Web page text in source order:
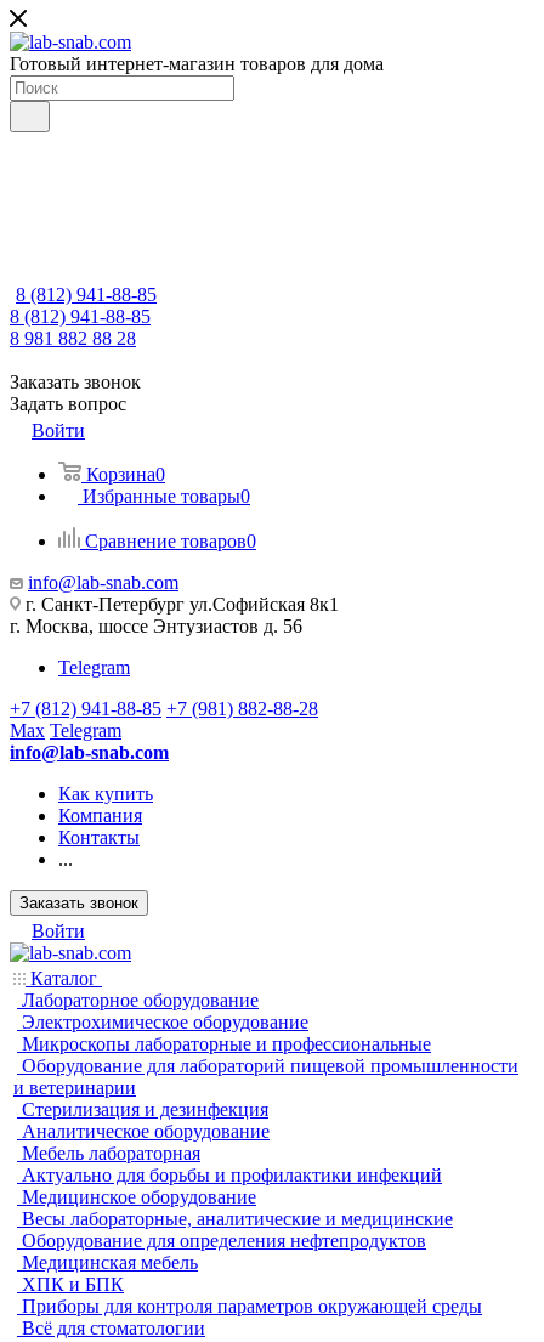
Готовый интернет-магазин товаров для дома
8 (812) 941-88-85
8 (812) 941-88-85
8 981 882 88 28
Заказать звонок
Задать вопрос
Войти
Корзина0
Избранные товары0
Сравнение товаров0
info@lab-snab.com
г. Санкт-Петербург ул.Софийская 8к1
г. Москва, шоссе Энтузиастов д. 56
Telegram
+7 (812) 941-88-85 +7 (981) 882-88-28
Max Telegram
info@lab-snab.com
Как купить
Компания
Контакты
...
Заказать звонок
Войти
Каталог
Лабораторное оборудование
Электрохимическое оборудование
Микроскопы лабораторные и профессиональные
Оборудование для лабораторий пищевой промышленности
и ветеринарии
Стерилизация и дезинфекция
Аналитическое оборудование
Мебель лабораторная
Актуально для борьбы и профилактики инфекций
Медицинское оборудование
Весы лабораторные, аналитические и медицинские
Оборудование для определения нефтепродуктов
Медицинская мебель
ХПК и БПК
Приборы для контроля параметров окружающей среды
Всё для стоматологии